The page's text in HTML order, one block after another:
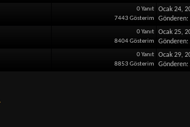
0 Yanıt
7443 Gösterim
Ocak 24,
Gönderen:
0 Yanıt
8404 Gösterim
Ocak 25,
Gönderen:
0 Yanıt
8853 Gösterim
Ocak 29,
Gönderen: